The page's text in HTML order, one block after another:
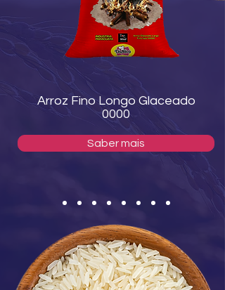
Arroz Fino Longo Glaceado
0000
Saber mais